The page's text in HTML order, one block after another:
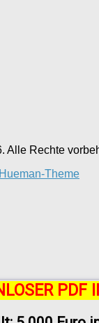
Alle Rechte
Hueman-Theme
PDF